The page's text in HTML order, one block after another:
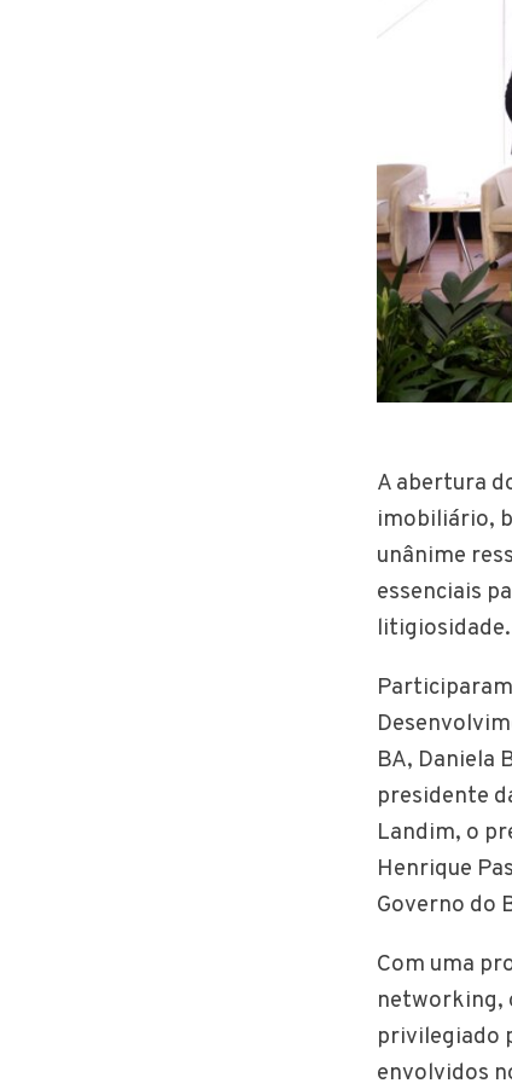
A abertura
imobiliário,
unânime
essenciais
litigiosidade.
BA, Daniela
presidente
Landim, o
Henrique
Governo do
Com uma
networking,
privilegiado
envolvidos